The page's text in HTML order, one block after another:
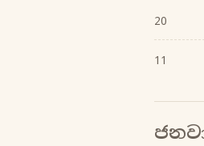
20
11